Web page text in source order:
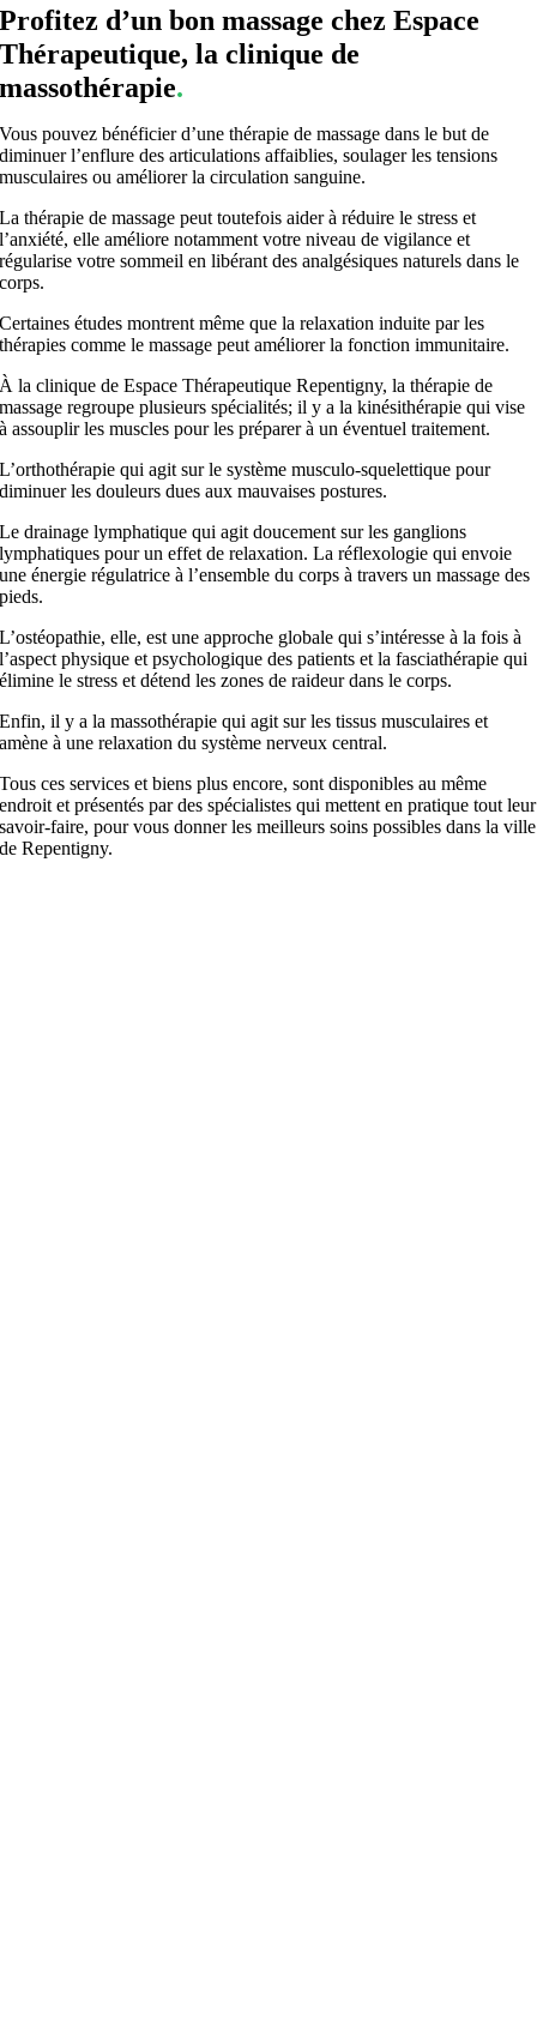
Profitez d’un bon massage chez Espace
Thérapeutique, la clinique de
massothérapie.
Vous pouvez bénéficier d’une thérapie de massage dans le but de
diminuer l’enflure des articulations affaiblies, soulager les tensions
musculaires ou améliorer la circulation sanguine.
La thérapie de massage peut toutefois aider à réduire le stress et
l’anxiété, elle améliore notamment votre niveau de vigilance et
régularise votre sommeil en libérant des analgésiques naturels dans le
corps.
Certaines études montrent même que la relaxation induite par les
thérapies comme le massage peut améliorer la fonction immunitaire.
À la clinique de Espace Thérapeutique Repentigny, la thérapie de
massage regroupe plusieurs spécialités; il y a la kinésithérapie qui vise
à assouplir les muscles pour les préparer à un éventuel traitement.
L’orthothérapie qui agit sur le système musculo-squelettique pour
diminuer les douleurs dues aux mauvaises postures.
Le drainage lymphatique qui agit doucement sur les ganglions
lymphatiques pour un effet de relaxation. La réflexologie qui envoie
une énergie régulatrice à l’ensemble du corps à travers un massage des
pieds.
L’ostéopathie, elle, est une approche globale qui s’intéresse à la fois à
l’aspect physique et psychologique des patients et la fasciathérapie qui
élimine le stress et détend les zones de raideur dans le corps.
Enfin, il y a la massothérapie qui agit sur les tissus musculaires et
amène à une relaxation du système nerveux central.
Tous ces services et biens plus encore, sont disponibles au même
endroit et présentés par des spécialistes qui mettent en pratique tout leur
savoir-faire, pour vous donner les meilleurs soins possibles dans la ville
de Repentigny.